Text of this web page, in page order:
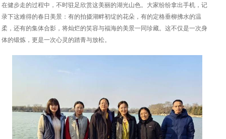
在健步走的过程中，不时驻足欣赏这美丽的湖光山色。大家纷纷拿出手机，记
录下这难得的春日美景：有的拍摄湖畔初绽的花朵，有的定格垂柳拂水的温
柔，还有的集体合影，将灿烂的笑容与福海的美景一同珍藏。这不仅是一次身
体的锻炼，更是一次心灵的踏青与放松。